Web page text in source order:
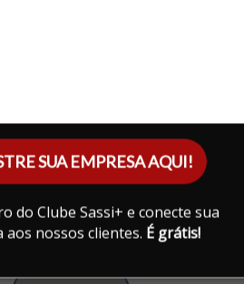
SUA EMPRESA AQUI!
do Clube Sassi+ e conecte sua
aos nossos clientes. É grátis!